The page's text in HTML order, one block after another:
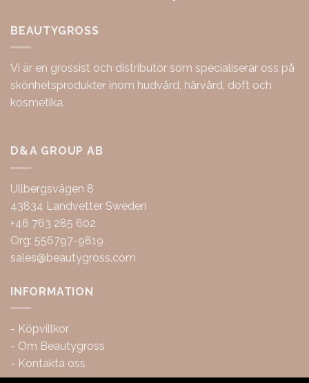
BEAUTYGROSS
Vi är en grossist och distributör som specialiserar oss på
skönhetsprodukter inom hudvård, hårvård, doft och
kosmetika.
D&A GROUP AB
Ullbergsvägen 8
43834 Landvetter Sweden
+46 763 285 602
Org: 556797-9819
sales@beautygross.com
INFORMATION
- Köpvillkor
- Om Beautygross
- Kontakta oss